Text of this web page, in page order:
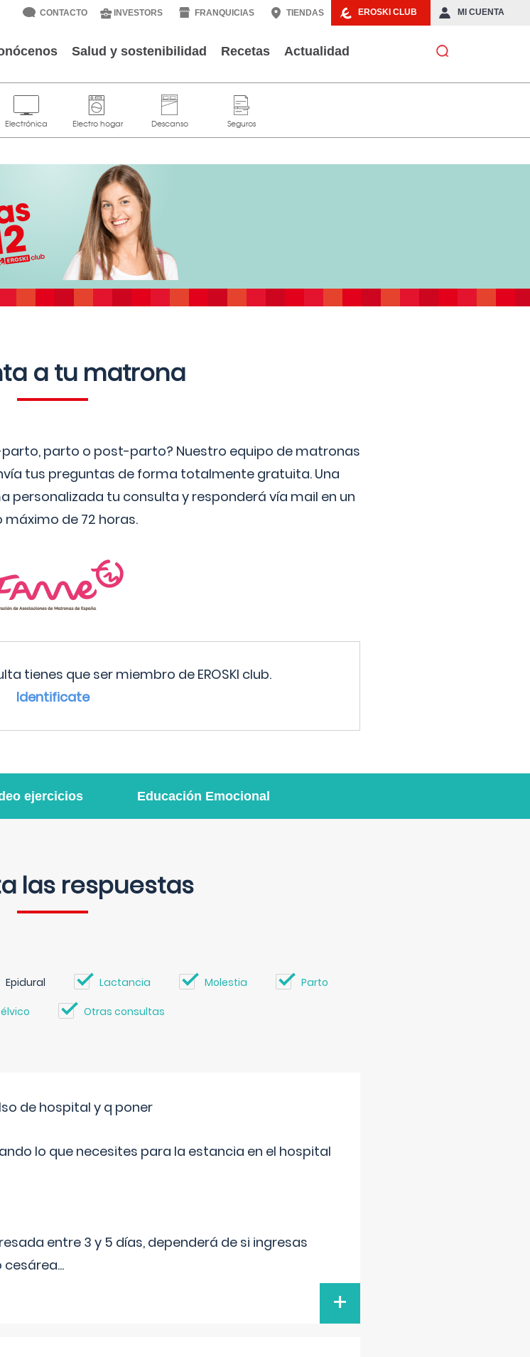
EROSKI CLUB MI CUENTA
CONTACTO INVESTORS FRANQUICIAS TIENDAS
Salud y sostenibilidad Recetas Actualidad
a tu matrona
parto o post-parto? Nuestro equipo de matronas
tus preguntas de forma totalmente gratuita. Una
tu consulta y responderá vía mail en un
máximo de 72 horas.
tienes que ser miembro de EROSKI club.
Identificate
ejercicios Educación Emocional
las respuestas
Epidural Lactancia Molestia Parto
Otras consultas
de hospital y q poner
lo que necesites para la estancia en el hospital
entre 3 y 5 días, dependerá de si ingresas
cesárea...
+